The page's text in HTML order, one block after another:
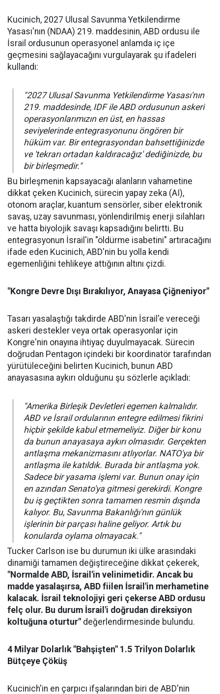
Kucinich, 2027 Ulusal Savunma Yetkilendirme
Yasası'nın (NDAA) 219. maddesinin, ABD ordusu ile
İsrail ordusunun operasyonel anlamda iç içe
geçmesini sağlayacağını vurgulayarak şu ifadeleri
kullandı:
"2027 Ulusal Savunma Yetkilendirme Yasası'nın
219. maddesinde, IDF ile ABD ordusunun askeri
operasyonlarımızın en üst, en hassas
seviyelerinde entegrasyonunu öngören bir
hüküm var. Bir entegrasyondan bahsettiğinizde
ve 'tekrarı ortadan kaldıracağız' dediğinizde, bu
bir birleşmedir."
Bu birleşmenin kapsayacağı alanların vahametine
dikkat çeken Kucinich, sürecin yapay zeka (AI),
otonom araçlar, kuantum sensörler, siber elektronik
savaş, uzay savunması, yönlendirilmiş enerji silahları
ve hatta biyolojik savaşı kapsadığını belirtti. Bu
entegrasyonun İsrail'in "öldürme isabetini" artıracağını
ifade eden Kucinich, ABD'nin bu yolla kendi
egemenliğini tehlikeye attığının altını çizdi.
"Kongre Devre Dışı Bırakılıyor, Anayasa Çiğneniyor"
Tasarı yasalaştığı takdirde ABD'nin İsrail'e vereceği
askeri destekler veya ortak operasyonlar için
Kongre'nin onayına ihtiyaç duyulmayacak. Sürecin
doğrudan Pentagon içindeki bir koordinatör tarafından
yürütüleceğini belirten Kucinich, bunun ABD
anayasasına aykırı olduğunu şu sözlerle açıkladı:
"Amerika Birleşik Devletleri egemen kalmalıdır.
ABD ve İsrail ordularının entegre edilmesi fikrini
hiçbir şekilde kabul etmemeliyiz. Diğer bir konu
da bunun anayasaya aykırı olmasıdır. Gerçekten
antlaşma mekanizmasını atlıyorlar. NATO'ya bir
antlaşma ile katıldık. Burada bir antlaşma yok.
Sadece bir yasama işlemi var. Bunun onay için
en azından Senato'ya gitmesi gerekirdi. Kongre
bu iş geçtikten sonra tamamen resmin dışında
kalıyor. Bu, Savunma Bakanlığı'nın günlük
işlerinin bir parçası haline geliyor. Artık bu
konularda oylama olmayacak."
Tucker Carlson ise bu durumun iki ülke arasındaki
dinamiği tamamen değiştireceğine dikkat çekerek,
"Normalde ABD, İsrail'in velinimetidir. Ancak bu
madde yasalaşırsa, ABD fiilen İsrail'in merhametine
kalacak. İsrail teknolojiyi geri çekerse ABD ordusu
felç olur. Bu durum İsrail'i doğrudan direksiyon
koltuğuna oturtur" değerlendirmesinde bulundu.
4 Milyar Dolarlık "Bahşişten" 1.5 Trilyon Dolarlık
Bütçeye Çöküş
Kucinich'in en çarpıcı ifşalarından biri de ABD'nin